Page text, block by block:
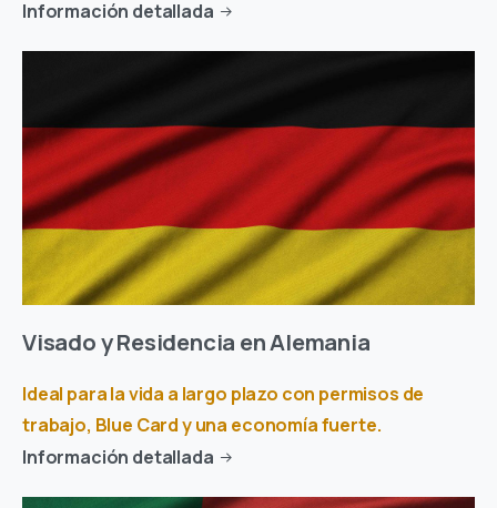
Información detallada
Visado y Residencia en Alemania
Ideal para la vida a largo plazo con permisos de
trabajo, Blue Card y una economía fuerte.
Información detallada